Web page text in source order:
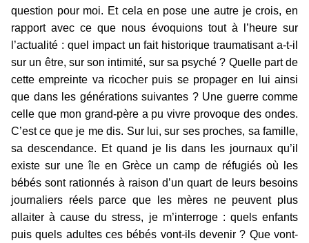
question pour moi. Et cela en pose une autre je crois, en
rapport avec ce que nous évoquions tout à l’heure sur
l’actualité : quel impact un fait historique traumatisant a-t-il
sur un être, sur son intimité, sur sa psyché ? Quelle part de
cette empreinte va ricocher puis se propager en lui ainsi
que dans les générations suivantes ? Une guerre comme
celle que mon grand-père a pu vivre provoque des ondes.
C’est ce que je me dis. Sur lui, sur ses proches, sa famille,
sa descendance. Et quand je lis dans les journaux qu’il
existe sur une île en Grèce un camp de réfugiés où les
bébés sont rationnés à raison d’un quart de leurs besoins
journaliers réels parce que les mères ne peuvent plus
allaiter à cause du stress, je m’interroge : quels enfants
puis quels adultes ces bébés vont-ils devenir ? Que vont-